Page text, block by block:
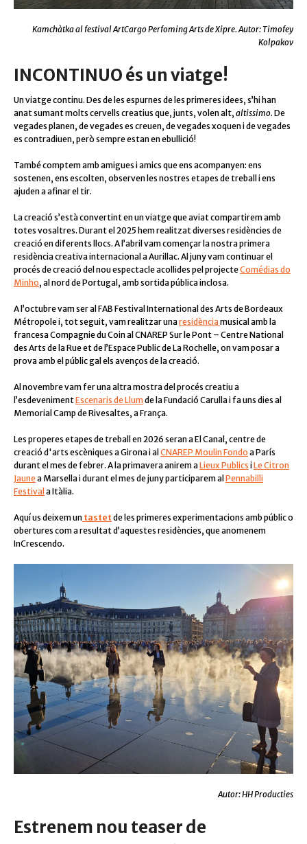
Kamchàtka al festival ArtCargo Perfoming Arts de Xipre. Autor: Timofey
Kolpakov
INCONTINUO és un viatge!
Unviatgecontinu. Des de les espurnes de les primeres idees, s’hi han
anat sumant molts cervells creatius que, junts, volen alt, altissimo. De
vegades planen, de vegades es creuen, de vegades xoquen i de vegades
es contradiuen, però sempre estan en ebullició!
També comptem amb amigues i amics que ens acompanyen: ens
sostenen, ens escolten, observen les nostres etapes de treball i ens
ajuden a afinar el tir.
La creació s’està convertint en un viatge que aviat compartirem amb
totes vosaltres. Durant el 2025 hem realitzat diverses residències de
creació en diferents llocs. A l’abril vam començar la nostra primera
residència creativa internacional a Aurillac. Al juny vam continuar el
procés de creació del nou espectacle acollides pel projecteComédias do
Minho, al nord dePortugal , amb sortida pública inclosa.
A l’octubre vam ser al FAB Festival International des Arts de Bordeaux
Métropole i, tot seguit, vam realitzar unaresidènciamusical amb la
francesaCompagnie du Coinal CNAREP Sur le Pont – Centre National
des Arts de la Rue et de l’Espace Public de La Rochelle, on vam posar a
prova amb el públic gal els avenços de la creació.
Al novembre vam fer una altra mostra del procés creatiu a
l’esdevenimentEscenaris de Llumde la Fundació Carulla i fa uns dies al
Memorial Camp de Rivesaltes, a França.
Les properes etapes de treball en 2026 seran a El Canal, centre de
creació d'arts escèniques a Girona i al CNAREP Moulin Fondo a París
durant el mes de febrer. A la primavera anirem aLieux Publics iLe Citron
Jaunea Marsella i durant el mes de juny participarem al Pennabilli
Festival a Itàlia.
Aquí us deixem un tastet de les primeres experimentacions amb públic o
obertures com a resultat d’aquestes residències, que anomenem
InCrescendo.
Autor: HH Producties
Estrenem nou teaser de